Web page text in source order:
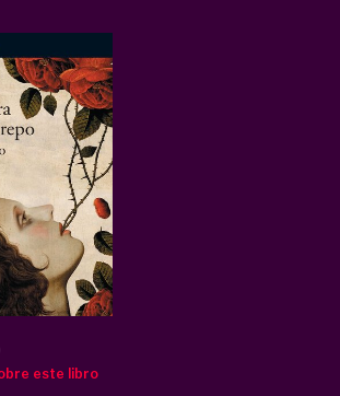
este libro